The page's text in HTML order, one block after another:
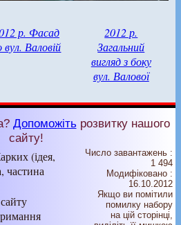
р. Фасад
вул. Валовій
2012 р.
Загальний
вигляд з боку
вул. Валової
Допоможітьрозвитку нашого
сайту!
(ідея,
частина
Число завантажень :
1 494
Модифіковано :
16.10.2012
Якщо ви помітили
помилку набору
на цiй сторiнцi,